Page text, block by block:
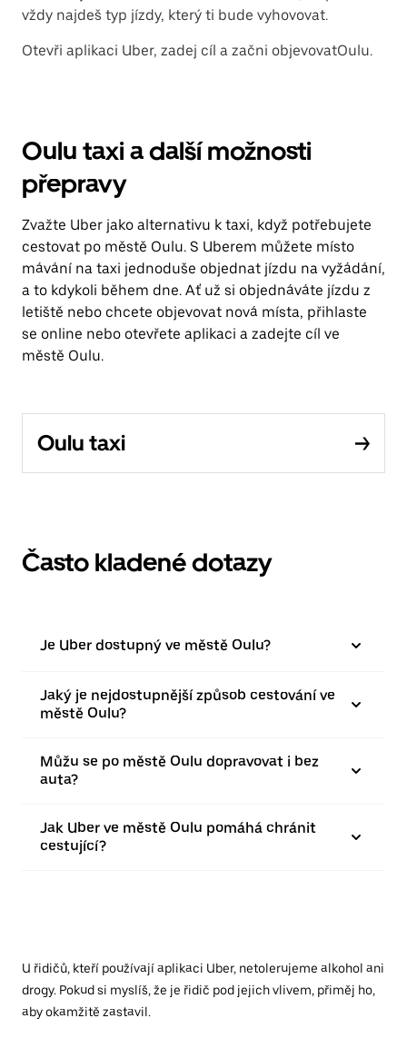
vždy najdeš typ jízdy, který ti bude vyhovovat.
Otevři aplikaci Uber, zadej cíl a začni objevovatOulu.
Oulu taxi a další možnosti
přepravy
Zvažte Uber jako alternativu k taxi, když potřebujete
cestovat po městě Oulu. S Uberem můžete místo
mávání na taxi jednoduše objednat jízdu na vyžádání,
a to kdykoli během dne. Ať už si objednáváte jízdu z
letiště nebo chcete objevovat nová místa, přihlaste
se online nebo otevřete aplikaci a zadejte cíl ve
městě Oulu.
Oulu taxi
Často kladené dotazy
Je Uber dostupný ve městě Oulu?
Jaký je nejdostupnější způsob cestování ve
městě Oulu?
Můžu se po městě Oulu dopravovat i bez
auta?
Jak Uber ve městě Oulu pomáhá chránit
cestující?
U řidičů, kteří používají aplikaci Uber, netolerujeme alkohol ani
drogy. Pokud si myslíš, že je řidič pod jejich vlivem, přiměj ho,
aby okamžitě zastavil.